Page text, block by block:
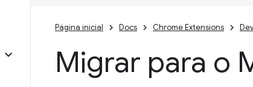
Página inicial Docs Chrome Extensions
Migrar para o